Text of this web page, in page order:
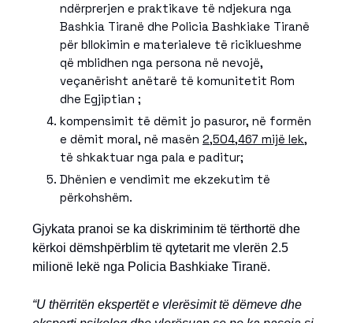
ndërprerjen e praktikave të ndjekura nga
Bashkia Tiranë dhe Policia Bashkiake Tiranë
për bllokimin e materialeve të riciklueshme
që mblidhen nga persona në nevojë,
veçanërisht anëtarë të komunitetit Rom
dhe Egjiptian ;
kompensimit të dëmit jo pasuror, në formën
e dëmit moral, në masën 2,504,467 mijë lek,
të shkaktuar nga pala e paditur;
Dhënien e vendimit me ekzekutim të
përkohshëm.
Gjykata pranoi se ka diskriminim të tërthortë dhe
kërkoi dëmshpërblim të qytetarit me vlerën 2.5
milionë lekë nga Policia Bashkiake Tiranë.
“U thërritën ekspertët e vlerësimit të dëmeve dhe